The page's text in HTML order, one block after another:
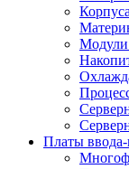
Модули
Платы